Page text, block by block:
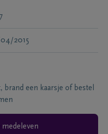
2015
een kaarsje of bestel
medeleven